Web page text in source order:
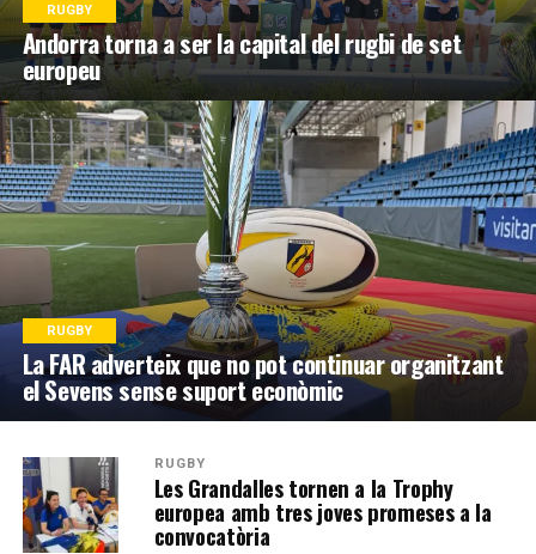
RUGBY
Andorra torna a ser la capital del rugbi de set
europeu
RUGBY
La FAR adverteix que no pot continuar organitzant
el Sevens sense suport econòmic
RUGBY
Les Grandalles tornen a la Trophy
europea amb tres joves promeses a la
convocatòria